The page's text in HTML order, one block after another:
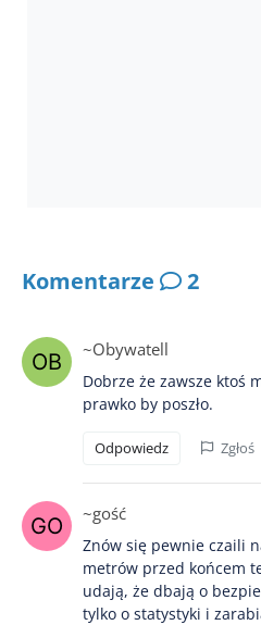
Komentarze 2
~Obywatell
Dobrze że zawsze ktoś
prawko by poszło.
Odpowiedz Zgłoś
~gość
Znów się pewnie czaili
metrów przed końcem
udają, że dbają o
tylko o statystyki i